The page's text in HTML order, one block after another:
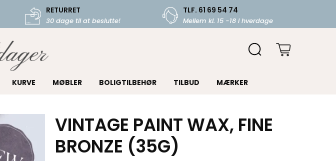
RETURRET
30 dage til at beslutte!
TLF. 61 69 54 74
Mellem kl. 15 -18 i hverdage
KURVE MØBLER BOLIGTILBEHØR TILBUD MÆRKER
VINTAGE PAINT WAX, FINE
BRONZE (35G)